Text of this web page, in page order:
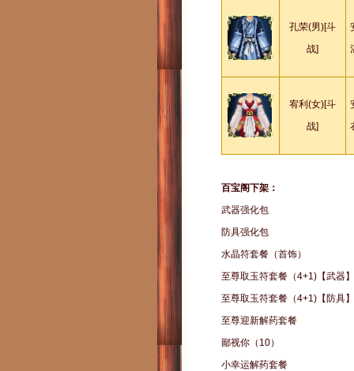
孔荣(男)[斗
战]
宥利(女)[斗
战]
百宝阁下架：
武器强化包
防具强化包
水晶符套餐（首饰）
至尊取玉符套餐（4+1)【武器】
至尊取玉符套餐（4+1)【防具】
至尊迎新解药套餐
鄙视你（10）
小幸运解药套餐